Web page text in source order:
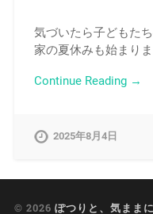
気づいたら子どもた
家の夏休みも始まり
Continue Reading →
2025年8月4日
© 2026 ぽつりと、気ままに